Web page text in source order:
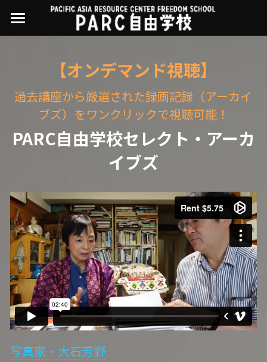
PARC自由学校
講座一覧
01オンライン講座：テック・ジャスティス
02オンライン講座：「自由と平等」の国の
帝国主義
03ハイブリッド講座：人権を保障するのは
04参加型ゼミ：パレスチナをどう学ぶ？教
える？
05ハイブリッド講座：「共に生きる」ため
の社会調査
06オンライン講座：農と食の民主主義を実
現する
07ハイブリッド：アイヌ語を学びつつ日本
語の問題として捉え返す
08ハイブリッド:メキシコ最大の先住民言語
ナワトル語を知る
過去の講座
公開中の過去講座
近年の講座一覧
お問い合わせ・アクセス
Facebookでシェア
【オンデマンド視聴】
過去講座から厳選された録画記録（アーカイ
ブズ）をワンクリックで視聴可能！
PARC自由学校セレクト・アーカ
イブズ
写真家・大石芳野
ストアカテゴリー
すべてのカテゴリー
11世界ニュース
10武藤一羊の英文精読
09ルイースの英会話
07アイヌ語の基礎から知里真志保の仕事
04鎌田慧 時代を描く・ルポルタージュの現場
から
01民主主義
02アジア太平洋を非核地帯に
06韓国：「文化民主主義」の根っこを学ぶ
03食べものから学ぶ経済学